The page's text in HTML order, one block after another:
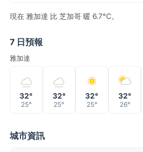
現在 雅加達 比 芝加哥 暖 6.7°C。
7 日預報
雅加達
32°
25°
32°
25°
32°
25°
32°
26°
城市資訊